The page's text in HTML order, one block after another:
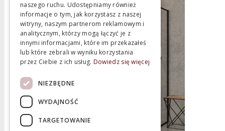
naszego ruchu. Udostępniamy również
informacje o tym, jak korzystasz z naszej
witryny, naszym partnerom reklamowym i
analitycznym, którzy mogą łączyć je z
innymi informacjami, które im przekazałeś
lub które zebrali w wyniku korzystania
przez Ciebie z ich usług. Dowiedz się więcej
NIEZBĘDNE
WYDAJNOŚĆ
TARGETOWANIE